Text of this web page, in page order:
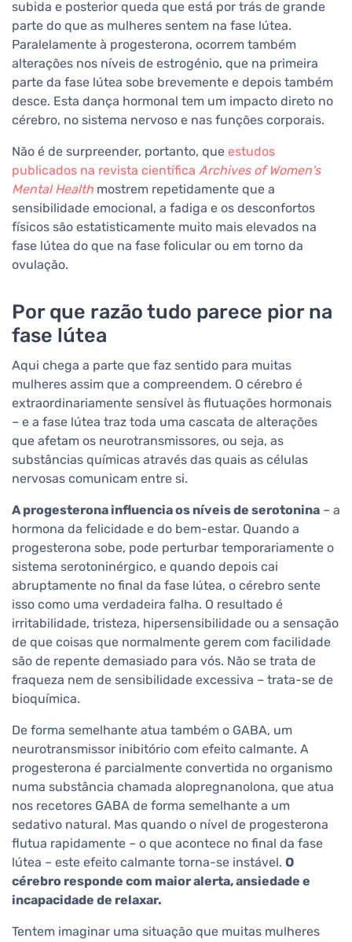
subida e posterior queda que está por trás de grande
parte do que as mulheres sentem na fase lútea.
Paralelamente à progesterona, ocorrem também
alterações nos níveis de estrogénio, que na primeira
parte da fase lútea sobe brevemente e depois também
desce. Esta dança hormonal tem um impacto direto no
cérebro, no sistema nervoso e nas funções corporais.
Não é de surpreender, portanto, que estudos
publicados na revista científica Archives of Women's
Mental Health mostrem repetidamente que a
sensibilidade emocional, a fadiga e os desconfortos
físicos são estatisticamente muito mais elevados na
fase lútea do que na fase folicular ou em torno da
ovulação.
Por que razão tudo parece pior na
fase lútea
Aqui chega a parte que faz sentido para muitas
mulheres assim que a compreendem. O cérebro é
extraordinariamente sensível às flutuações hormonais
– e a fase lútea traz toda uma cascata de alterações
que afetam os neurotransmissores, ou seja, as
substâncias químicas através das quais as células
nervosas comunicam entre si.
A progesterona influencia os níveis de serotonina – a
hormona da felicidade e do bem-estar. Quando a
progesterona sobe, pode perturbar temporariamente o
sistema serotoninérgico, e quando depois cai
abruptamente no final da fase lútea, o cérebro sente
isso como uma verdadeira falha. O resultado é
irritabilidade, tristeza, hipersensibilidade ou a sensação
de que coisas que normalmente gerem com facilidade
são de repente demasiado para vós. Não se trata de
fraqueza nem de sensibilidade excessiva – trata-se de
bioquímica.
De forma semelhante atua também o GABA, um
neurotransmissor inibitório com efeito calmante. A
progesterona é parcialmente convertida no organismo
numa substância chamada alopregnanolona, que atua
nos recetores GABA de forma semelhante a um
sedativo natural. Mas quando o nível de progesterona
flutua rapidamente – o que acontece no final da fase
lútea – este efeito calmante torna-se instável. O
cérebro responde com maior alerta, ansiedade e
incapacidade de relaxar.
Tentem imaginar uma situação que muitas mulheres